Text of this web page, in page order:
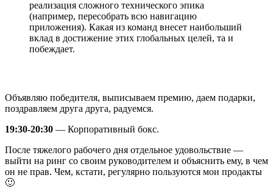
реализация сложного технического эпика
(например, пересобрать всю навигацию
приложения). Какая из команд внесет наибольший
вклад в достижение этих глобальных целей, та и
побеждает.
Объявляю победителя, выписываем премию, даем подарки,
поздравляем друга друга, радуемся.
19:30-20:30 — Корпоративный бокс.
После тяжелого рабочего дня отдельное удовольствие —
выйти на ринг со своим руководителем и объяснить ему, в чем
он не прав. Чем, кстати, регулярно пользуются мои продакты
🙂